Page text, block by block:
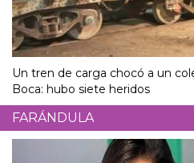
Un tren de carga chocó a un
Boca: hubo siete heridos
FARÁNDULA